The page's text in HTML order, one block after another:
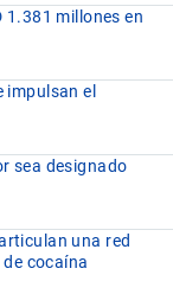
1.381 millones en
el
sea designado
una red
cocaína